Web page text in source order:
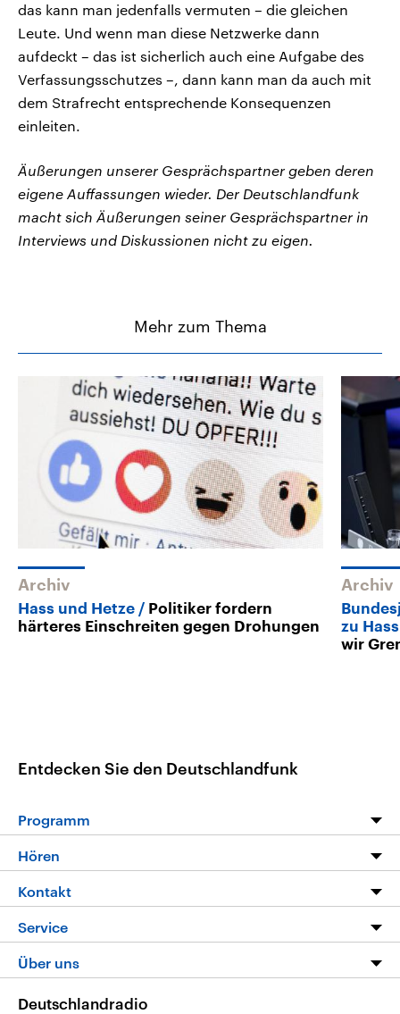
das kann man jedenfalls vermuten – die gleichen
Leute. Und wenn man diese Netzwerke dann
aufdeckt – das ist sicherlich auch eine Aufgabe des
Verfassungsschutzes –, dann kann man da auch mit
dem Strafrecht entsprechende Konsequenzen
einleiten.
Äußerungen unserer Gesprächspartner geben deren
eigene Auffassungen wieder. Der Deutschlandfunk
macht sich Äußerungen seiner Gesprächspartner in
Interviews und Diskussionen nicht zu eigen.
Mehr zum Thema
Archiv
Hass und Hetze
Politiker fordern
härteres Einschreiten gegen Drohungen
Archiv
zu
wir
Entdecken Sie den Deutschlandfunk
Programm
Programm
Die Nachrichten
Nachrichtenleicht
Neue Beiträge auf dlf.de
Hören
Livestream
Podcasts
Deutschlandfunk App
Nachrichten App
Kontakt
Hörerservice
Service
FAQ
Über uns
Deutschlandradio